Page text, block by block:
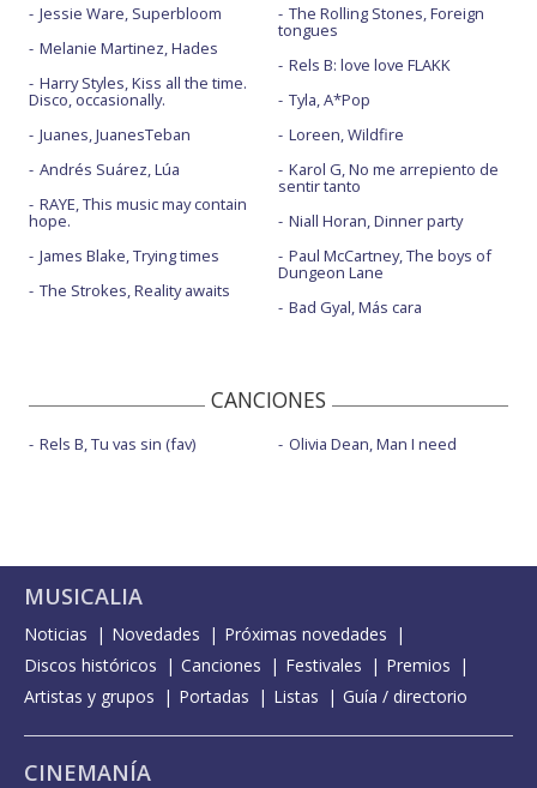
Jessie Ware, Superbloom
Melanie Martinez, Hades
Harry Styles, Kiss all the time.
Disco, occasionally.
Juanes, JuanesTeban
Andrés Suárez, Lúa
RAYE, This music may contain
hope.
James Blake, Trying times
The Strokes, Reality awaits
The Rolling Stones, Foreign
tongues
Rels B: love love FLAKK
Tyla, A*Pop
Loreen, Wildfire
Karol G, No me arrepiento de
sentir tanto
Niall Horan, Dinner party
Paul McCartney, The boys of
Dungeon Lane
Bad Gyal, Más cara
CANCIONES
Rels B, Tu vas sin (fav) Olivia Dean, Man I need
MUSICALIA
Noticias Novedades
Próximas novedades
Discos históricos
Canciones Festivales
Premios
Artistas y grupos
Portadas Listas Guía / directorio
CINEMANÍA